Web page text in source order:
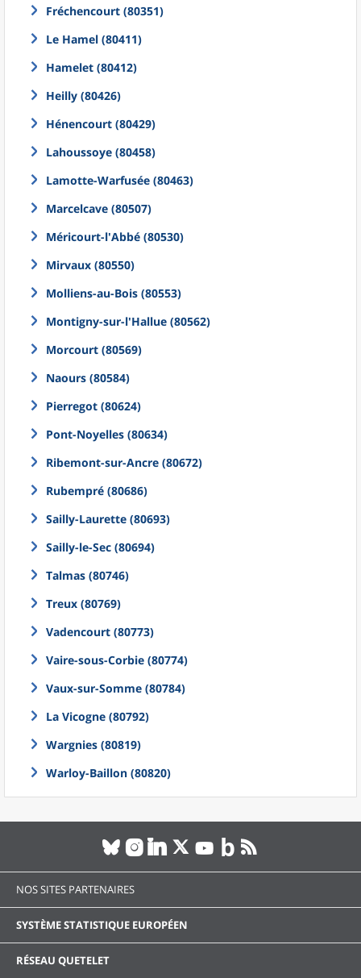
Fréchencourt (80351)
Le Hamel (80411)
Hamelet (80412)
Heilly (80426)
Hénencourt (80429)
Lahoussoye (80458)
Lamotte-Warfusée (80463)
Marcelcave (80507)
Méricourt-l'Abbé (80530)
Mirvaux (80550)
Molliens-au-Bois (80553)
Montigny-sur-l'Hallue (80562)
Morcourt (80569)
Naours (80584)
Pierregot (80624)
Pont-Noyelles (80634)
Ribemont-sur-Ancre (80672)
Rubempré (80686)
Sailly-Laurette (80693)
Sailly-le-Sec (80694)
Talmas (80746)
Treux (80769)
Vadencourt (80773)
Vaire-sous-Corbie (80774)
Vaux-sur-Somme (80784)
La Vicogne (80792)
Wargnies (80819)
Warloy-Baillon (80820)
NOS SITES PARTENAIRES
SYSTÈME STATISTIQUE EUROPÉEN
RÉSEAU QUETELET